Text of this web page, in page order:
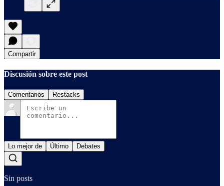
Compartir
Discusión sobre este post
Comentarios Restacks
Lo mejor de Último Debates
Sin posts